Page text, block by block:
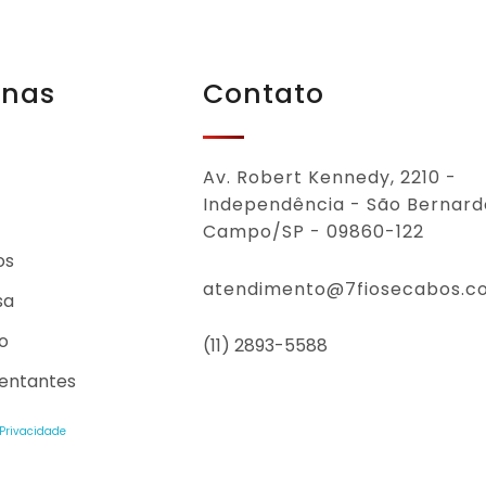
Contato
Av. Robert Kennedy, 2210 -
Independência - São
Campo/SP - 09860-122
(11) 2893-5588